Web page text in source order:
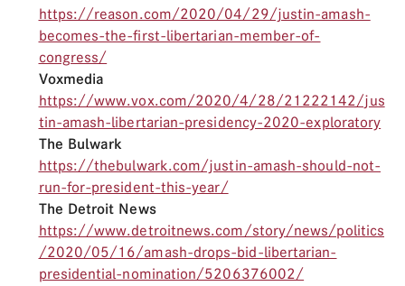
https://reason.com/2020/04/29/justin-amash-
becomes-the-first-libertarian-member-of-
congress/
Voxmedia
https://www.vox.com/2020/4/28/21222142/jus
tin-amash-libertarian-presidency-2020-exploratory
The Bulwark
https://thebulwark.com/justin-amash-should-not-
run-for-president-this-year/
The Detroit News
https://www.detroitnews.com/story/news/politics
/2020/05/16/amash-drops-bid-libertarian-
presidential-nomination/5206376002/